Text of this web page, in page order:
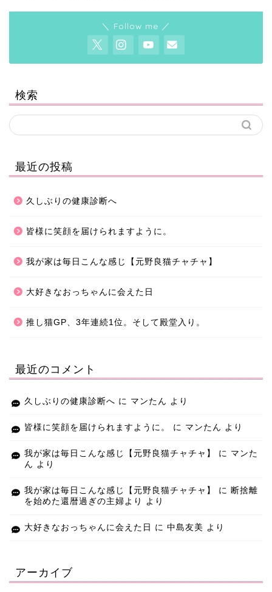
＼ Follow me ／
検索
最近の投稿
久しぶりの健康診断へ
皆様に笑顔を届けられますように。
我が家は毎日こんな感じ【元野良猫チャチャ】
大好きなおっちゃんに会えた日
推し猫GP、3年連続1位。そして殿堂入り。
最近のコメント
久しぶりの健康診断へ に マンたん より
皆様に笑顔を届けられますように。 に マンたん より
我が家は毎日こんな感じ【元野良猫チャチャ】 に マンた
ん より
我が家は毎日こんな感じ【元野良猫チャチャ】 に 断捨離
を始めた還暦過ぎの主婦より
より
大好きなおっちゃんに会えた日 に 中島友美 より
アーカイブ